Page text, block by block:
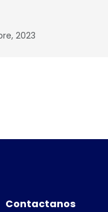
2023
Contactanos